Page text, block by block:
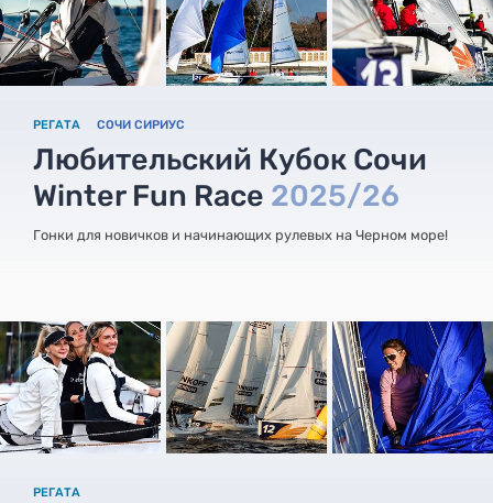
РЕГАТА СОЧИ СИРИУС
Любительский Кубок Сочи
Winter Fun Race 2025/26
Гонки для новичков и начинающих рулевых на Черном море!
РЕГАТА